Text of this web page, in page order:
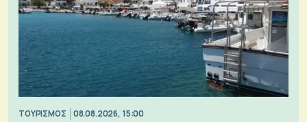
ΤΟΥΡΙΣΜΟΣ 08.08.2026, 15:00